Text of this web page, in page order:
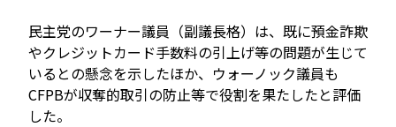
民主党のワーナー議員（副議長格）は、既に預金詐欺
やクレジットカード手数料の引上げ等の問題が生じて
いるとの懸念を示したほか、ウォーノック議員も
CFPBが収奪的取引の防止等で役割を果たしたと評価
した。